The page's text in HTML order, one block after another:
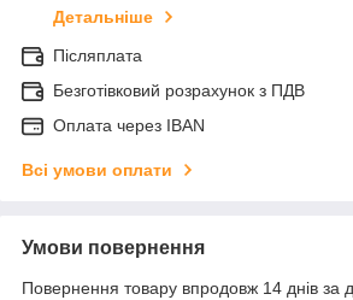
Детальніше
Післяплата
Безготівковий розрахунок з ПДВ
Оплата через IBAN
Всі умови оплати
Умови повернення
Повернення товару впродовж 14 днів за